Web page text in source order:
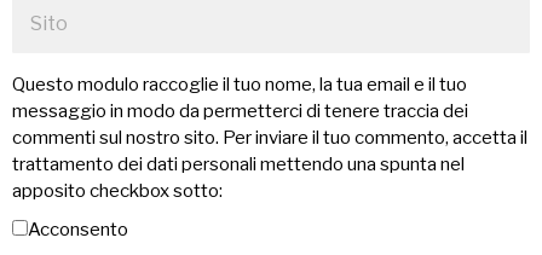
Questo modulo raccoglie il tuo nome, la tua email e il tuo
messaggio in modo da permetterci di tenere traccia dei
commenti sul nostro sito. Per inviare il tuo commento, accetta il
trattamento dei dati personali mettendo una spunta nel
apposito checkbox sotto:
Acconsento